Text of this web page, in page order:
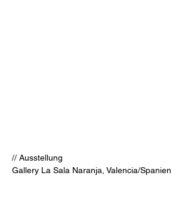
// Ausstellung
Gallery La Sala Naranja, Valencia/Spanien